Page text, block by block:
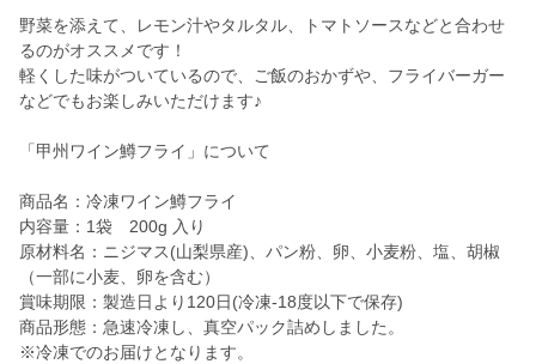
野菜を添えて、レモン汁やタルタル、トマトソースなどと合わせ
るのがオススメです！
軽くした味がついているので、ご飯のおかずや、フライバーガー
などでもお楽しみいただけます♪
「甲州ワイン鱒フライ」について
商品名：冷凍ワイン鱒フライ
内容量：1袋 200g 入り
原材料名：ニジマス(山梨県産)、パン粉、卵、小麦粉、塩、胡椒
（一部に小麦、卵を含む）
賞味期限：製造日より120日(冷凍-18度以下で保存)
商品形態：急速冷凍し、真空パック詰めしました。
※冷凍でのお届けとなります。